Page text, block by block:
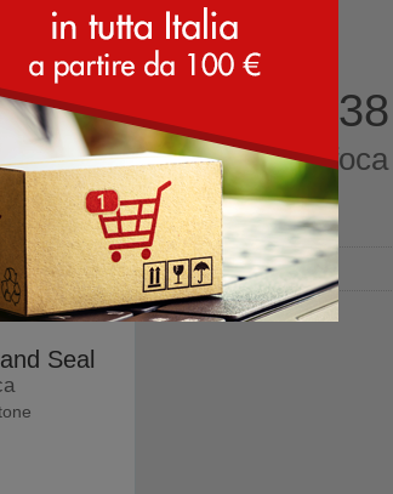
misura
misura 38 tomaia di
> In montone
Seal